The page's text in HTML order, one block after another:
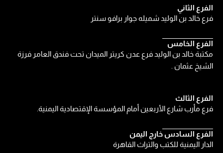
الفرع الثالث
فرع مأرب شارع الأربعين أمام المؤسسة الإقتصادية اليمنية.
الفرع السادس خارج اليمن
الدار اليمنية للكتب والتراث القاهرة
الفرع الثاني
فرع خالد بن الوليد شميله جوار برافو سنتر
الفرع الخامس
مكتبة خالد بن الوليد فرع عدن كريتر الميدان تحت فندق العامر فرزة
الشيخ عثمان .